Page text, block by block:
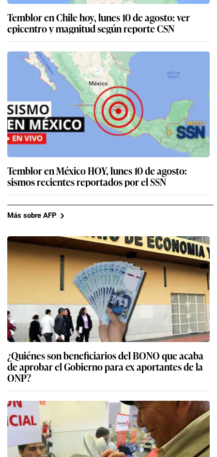
Temblor en Chile hoy, lunes 10 de agosto: ver
epicentro y magnitud según reporte CSN
Temblor en México HOY, lunes 10 de agosto:
sismos recientes reportados por el SSN
Más sobre AFP
¿Quiénes son beneficiarios del BONO que acaba
de aprobar el Gobierno para ex aportantes de la
ONP?